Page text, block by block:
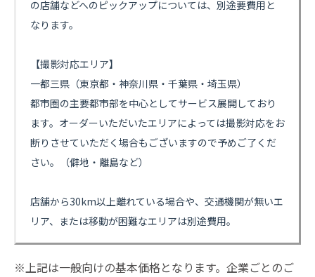
の店舗などへのピックアップについては、別途要費用と
なります。
【撮影対応エリア】
一都三県（東京都・神奈川県・千葉県・埼玉県）
都市圏の主要都市部を中心としてサービス展開しており
ます。オーダーいただいたエリアによっては撮影対応をお
断りさせていただく場合もございますので予めご了くだ
さい。（僻地・離島など）
店舗から30km以上離れている場合や、交通機関が無いエ
リア、または移動が困難なエリアは別途費用。
※上記は一般向けの基本価格となります。企業ごとのご